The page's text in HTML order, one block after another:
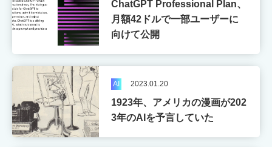
ChatGPT Professional Plan、
月額42ドルで一部ユーザーに
向けて公開
AI 2023.01.20
1923年、アメリカの漫画が202
3年のAIを予言していた